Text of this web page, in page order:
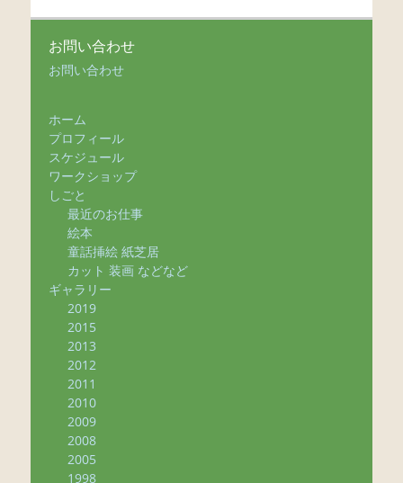
お問い合わせ
お問い合わせ
ホーム
プロフィール
スケジュール
ワークショップ
しごと
最近のお仕事
絵本
童話挿絵 紙芝居
カット 装画 などなど
ギャラリー
2019
2015
2013
2012
2011
2010
2009
2008
2005
1998